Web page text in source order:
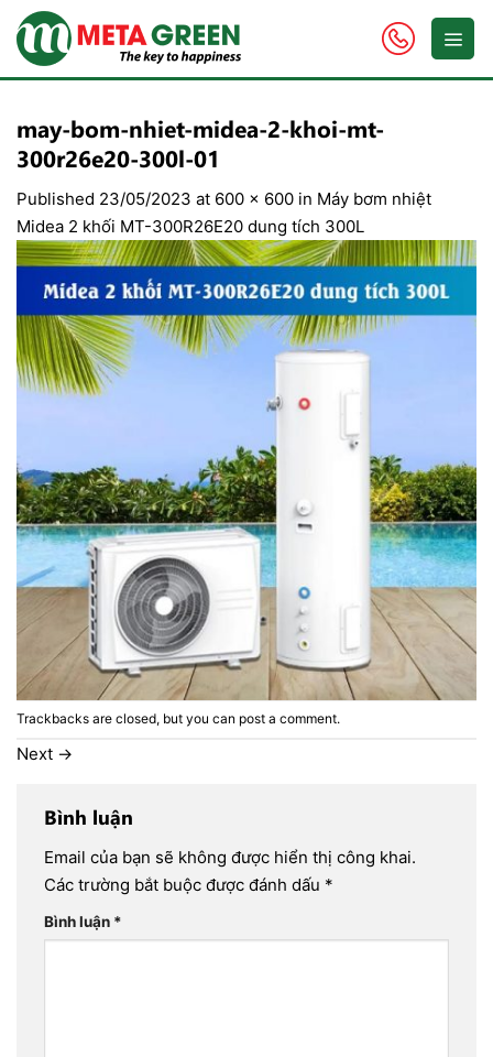
Skip
content
may-bom-nhiet-midea-2-khoi-mt-
300r26e20-300l-01
Published 23/05/2023 at 600 × 600 in Máy bơm nhiệt
Midea 2 khối MT-300R26E20 dung tích 300L
Trackbacks are closed, but you can post a comment.
Next →
Bình luận
Email của bạn sẽ không được hiển thị công khai.
Các trường bắt buộc được đánh dấu *
Bình luận *